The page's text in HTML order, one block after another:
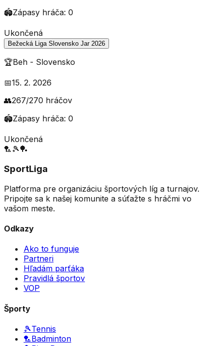
🏟️Zápasy hráča: 0
Ukončená
Bežecká Liga Slovensko Jar 2026
🏆Beh - Slovensko
📅15. 2. 2026
👥267/270 hráčov
🏟️Zápasy hráča: 0
Ukončená
🏸 🎾🏓
SportLiga
Platforma pre organizáciu športových líg a turnajov.
Pripojte sa k našej komunite a súťažte s hráčmi vo
vašom meste.
Odkazy
Ako to funguje
Partneri
Hľadám parťáka
Pravidlá športov
VOP
Športy
🎾Tennis
🏸Badminton